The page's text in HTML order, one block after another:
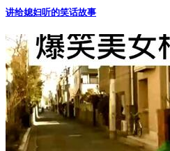
讲给媳妇听的笑话故事